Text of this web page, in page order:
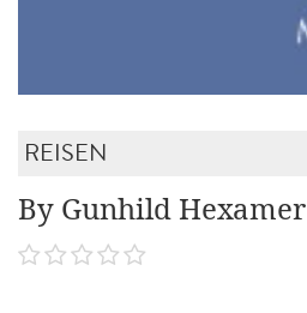
REISEN
By Gunhild Hexamer